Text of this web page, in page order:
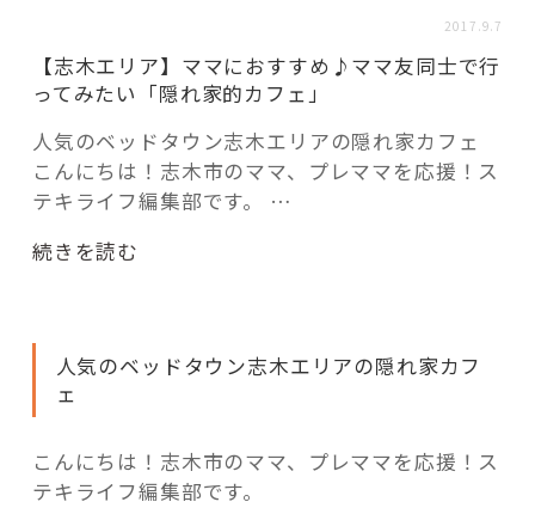
「モノ」
fleXe
協賛・協力店
2017.9.7
【志木エリア】ママにおすすめ♪ママ友同士で行
ってみたい「隠れ家的カフェ」
人気のベッドタウン志木エリアの隠れ家カフェ
こんにちは！志木市のママ、プレママを応援！ス
テキライフ編集部です。 …
“【志
リ
ア】
に
お
続きを読む
人気のベッドタウン志木エリアの隠れ家カフ
ェ
こんにちは！志木市のママ、プレママを応援！ス
テキライフ編集部です。